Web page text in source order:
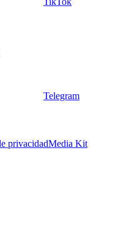
Telegram
privacidadMedia Kit